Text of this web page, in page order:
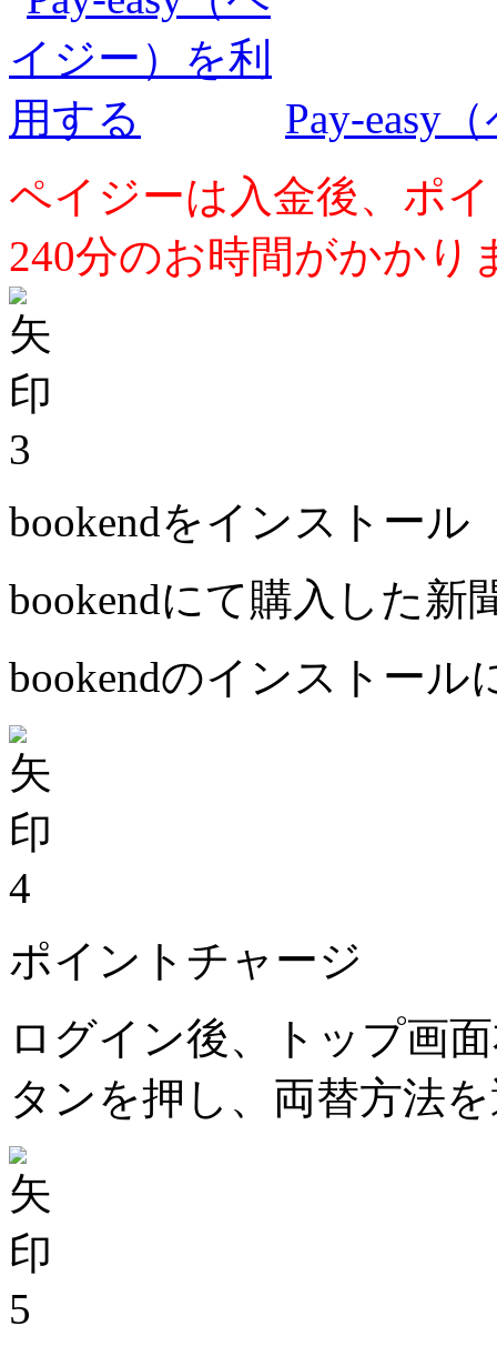
Pay-easy
ペイジーは入金後、ポ
240分のお時間がかかり
3
bookendをインストール
bookendにて購入した新
bookendのインストール
4
ポイントチャージ
ログイン後、トップ画
タンを押し、両替方法
5